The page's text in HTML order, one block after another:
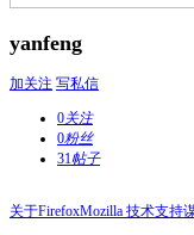
yanfeng
加关注 写私信
0关注
0粉丝
31帖子
关于FirefoxMozilla 技术支持